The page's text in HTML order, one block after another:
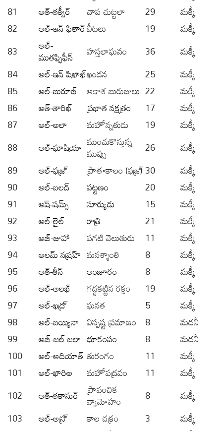
81
అత్-తక్వీర్ చాప చుట్టలా 29
మక్కీ
82
అల్-ఇన్ ఫితార్బీటలు 19
మక్కీ
83
అల్-
ముతఫ్ఫిఫీన్ హస్తలాఘవం 36
మక్కీ
84
అల్-ఇన్ షిఖాఖ్ఖండన 25
మక్కీ
85
అల్-బురూజ్ ఆకాశ బురుజులు 22
మక్కీ
86
అత్-తారిఖ్ ప్రభాత నక్షత్రం 17
మక్కీ
87
అల్-అలా మహోన్నతుడు 19
మక్కీ
88
అల్-ఘాషియా ముంచుకొస్తున్న
ముప్పు 26
మక్కీ
89
అల్-ఫజ్ర్ ప్రాత॰కాలం (ఫజ్ర్)30
మక్కీ
90
అల్-బలద్ పట్టణం 20
మక్కీ
91
అష్-షమ్స్ సూర్యుడు 15
మక్కీ
92
అల్-లైల్ రాత్రి 21
మక్కీ
93
అజ్-జుహా పగటి వెలుతురు 11
మక్కీ
94
అలమ్ నష్రహ్ మనశ్శాంతి 8
మక్కీ
95
అత్-తీన్ అంజూరం 8
మక్కీ
96
అల్-అలఖ్ గడ్డకట్టిన రక్తం 19
మక్కీ
97
అల్-ఖద్ర్ ఘనత 5
మక్కీ
98
అల్-బయ్యినా విస్పష్ట ప్రమాణం 8
మదనీ
99
అజ్-జల్ జలా భూకంపం 8
మదనీ
100
అల్-ఆదియాత్తురంగం 11
మక్కీ
101
అల్-ఖారిఅ మహోపద్రవం 11
మక్కీ
102
అత్-తకాసుర్ ప్రాపంచిక
వ్యామోహం 8
మక్కీ
103
అల్-అస్ర్ కాల చక్రం 3
మక్కీ